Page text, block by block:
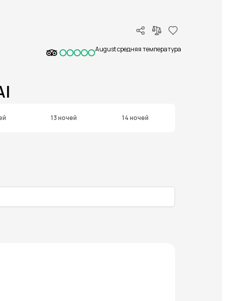
August средняя температура
13 ночей 14 ночей